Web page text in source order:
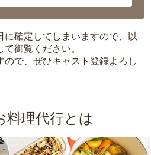
確定してしまいますので、以
御覧ください。
で、ぜひキャスト登録よろし
料理代行とは